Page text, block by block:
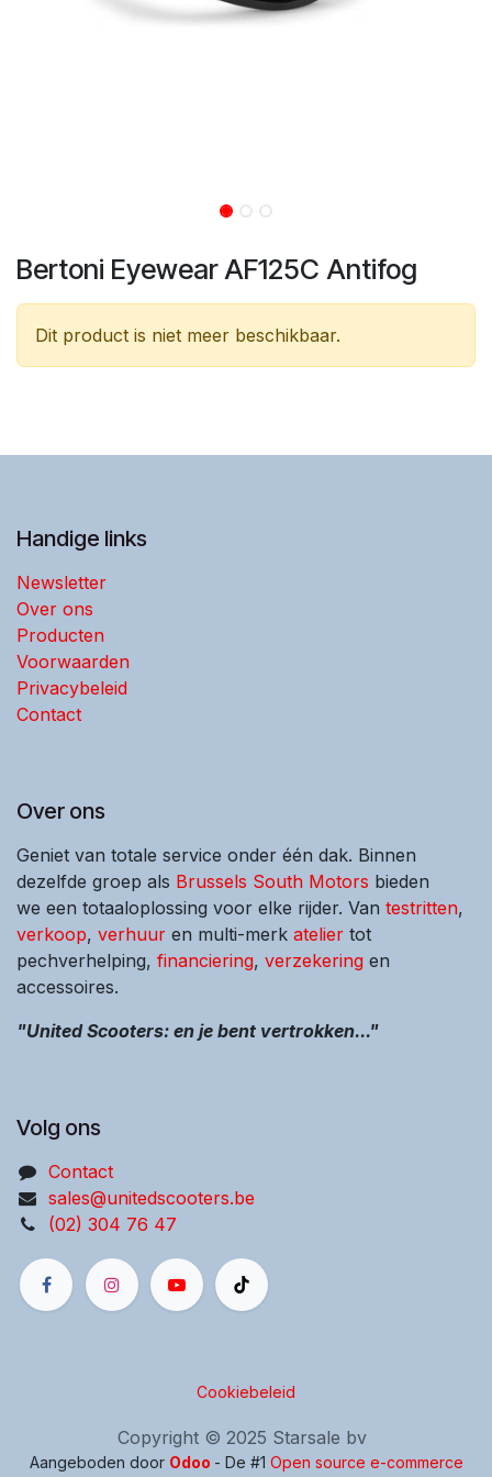
Bertoni Eyewear AF125C Antifog
Dit product is niet meer beschikbaar.
Handige links
Newsletter
Over ons
Producten
Voorwaarden
Privacybeleid
Contact
Over ons
Geniet van totale service onder één dak. Binnen
dezelfde groep als Brussels South Motors bieden
we een totaaloplossing voor elke rijder. Van testritten,
verkoop, verhuur en multi-merk atelier tot
pechverhelping, financiering, verzekering en
accessoires.
"United Scooters: en je bent vertrokken..."
Volg ons
Contact
sales@unitedscooters.be
(02) 304 76 47
Cookiebeleid
Copyright © 2025 Starsale bv
Aangeboden door Odoo - De #1 Open source e-commerce